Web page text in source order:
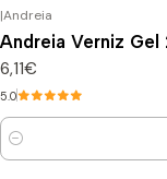
|Andreia
Andreia Verniz
6,11€
5.0
Quantidade